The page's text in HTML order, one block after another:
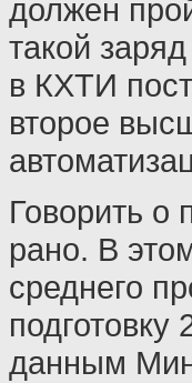
должен
такой
в КХТИ
второе
Говорить о
рано. В
среднего
данным